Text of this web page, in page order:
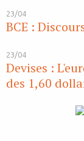
23/04
BCE :
23/04
Devises :
des 1,60